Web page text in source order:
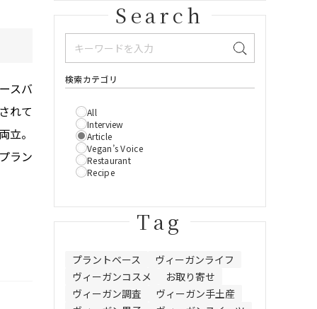
スバ
れて
。
ラン
Search
検索カテゴリ
All
Interview
Article
Vegan’s Voice
Restaurant
Recipe
Tag
プラントベース
ヴィーガンライフ
ヴィーガンコスメ
お取り寄せ
ヴィーガン調査
ヴィーガン手土産